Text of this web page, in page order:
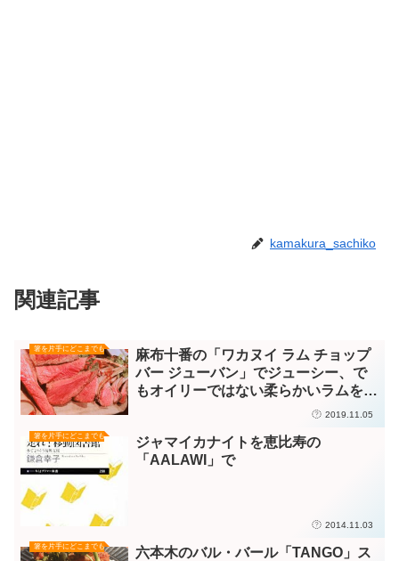
kamakura_sachiko
関連記事
箸を片手にどこまでも
麻布十番の「ワカヌイ ラム チョップ
バー ジューバン」でジューシー、で
もオイリーではない柔らかいラムをい
2019.11.05
箸を片手にどこまでも
ジャマイカナイトを恵比寿の
「AALAWI」で
2014.11.03
箸を片手にどこまでも
六本木のバル・バール「TANGO」ス